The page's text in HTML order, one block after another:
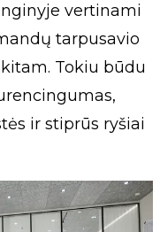
vertinami
tarpusavio
Tokiu būdu
ir stiprūs ryšiai